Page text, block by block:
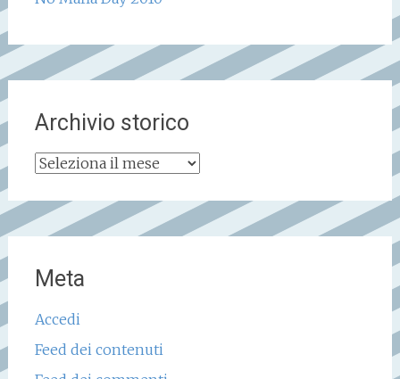
Archivio storico
Archivio
Meta
Accedi
Feed dei contenuti